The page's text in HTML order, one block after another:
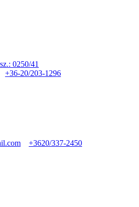
0250/41
+36-20/203-1296
+3620/337-2450